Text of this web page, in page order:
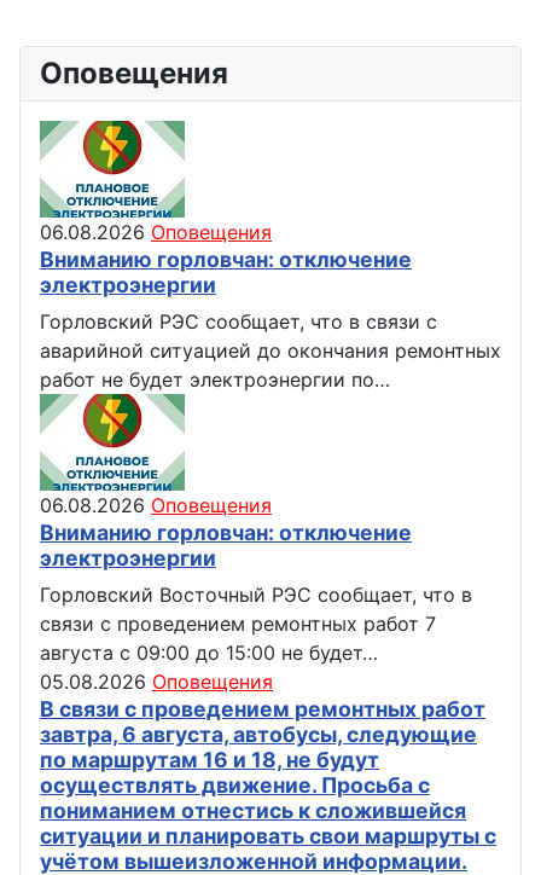
Оповещения
06.08.2026 Оповещения
Вниманию горловчан: отключение
электроэнергии
Горловский РЭС сообщает, что в связи с
аварийной ситуацией до окончания ремонтных
работ не будет электроэнергии по…
06.08.2026 Оповещения
Вниманию горловчан: отключение
электроэнергии
Горловский Восточный РЭС сообщает, что в
связи с проведением ремонтных работ 7
августа с 09:00 до 15:00 не будет…
05.08.2026 Оповещения
В связи с проведением ремонтных работ
завтра, 6 августа, автобусы, следующие
по маршрутам 16 и 18, не будут
осуществлять движение. Просьба с
пониманием отнестись к сложившейся
ситуации и планировать свои маршруты с
учётом вышеизложенной информации.